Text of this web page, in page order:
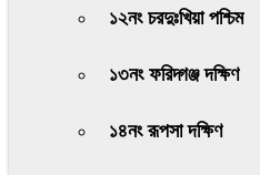
১২নং চরদুঃখিয়া পশ্চিম
১৩নং ফরিদ্গঞ্জ দক্ষিণ
১৪নং রূপসা দক্ষিণ